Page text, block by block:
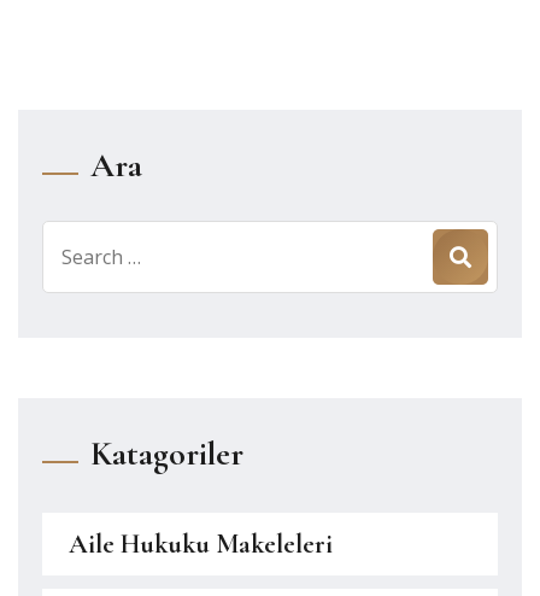
Ara
for:
Katagoriler
Aile Hukuku Makeleleri